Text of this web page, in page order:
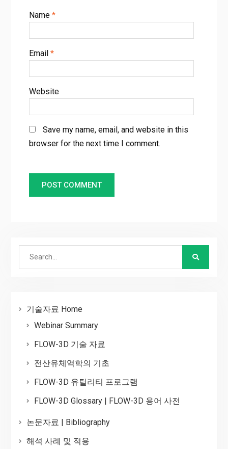
Name *
Email *
Website
Save my name, email, and website in this
browser for the next time I comment.
기술자료 Home
Webinar Summary
FLOW-3D 기술 자료
전산유체역학의 기초
FLOW-3D 유틸리티 프로그램
FLOW-3D Glossary | FLOW-3D 용어 사전
논문자료 | Bibliography
해석 사례 및 적용